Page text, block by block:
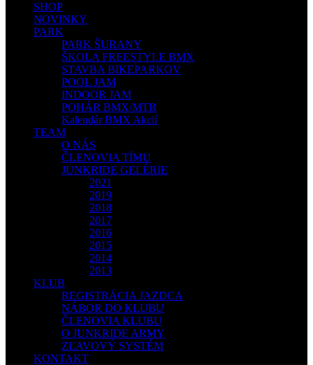
SHOP
NOVINKY
PARK
PARK ŠURANY
ŠKOLA FREESTYLE BMX
STAVBA BIKEPARKOV
POOL JAM
INDOOR JAM
POHÁR BMX/MTB
Kalendár BMX Akcií
TEAM
O NÁS
ČLENOVIA TÍMU
JUNKRIDE GELÉRIE
2021
2019
2018
2017
2016
2015
2014
2013
KLUB
REGISTRÁCIA JAZDCA
NÁBOR DO KLUBU
ČLENOVIA KLUBU
O JUNKRIDE ARMY
ZĽAVOVÝ SYSTÉM
KONTAKT